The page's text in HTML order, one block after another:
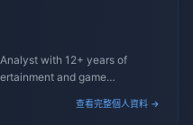
with 12+ years of
and game
查看完整個人資料 →